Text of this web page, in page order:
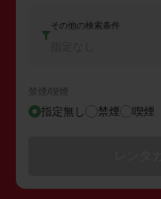
その他の検索条件
禁煙/喫煙
指定無し 禁煙 喫煙